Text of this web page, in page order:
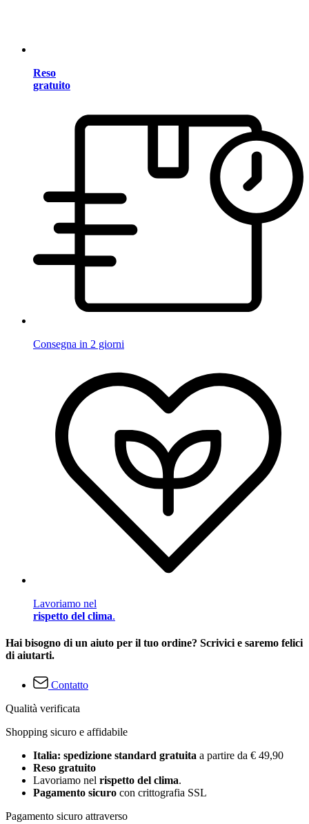
Reso
gratuito
Consegna in 2 giorni
Lavoriamo nel
rispetto del clima.
Hai bisogno di un aiuto per il tuo ordine? Scrivici e saremo felici
di aiutarti.
Contatto
Qualità verificata
Shopping sicuro e affidabile
Italia: spedizione standard gratuita a partire da € 49,90
Reso gratuito
Lavoriamo nel rispetto del clima.
Pagamento sicuro con crittografia SSL
Pagamento sicuro attraverso